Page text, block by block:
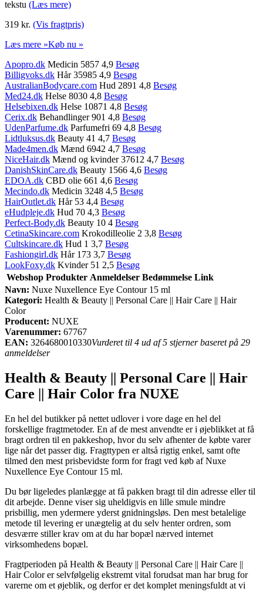
tekstu (Læs mere)
319 kr. (Vis fragtpris)
Læs mere »Køb nu »
Apopro.dk Medicin 5857 4,9 Besøg
Billigvoks.dk Hår 35985 4,9 Besøg
AustralianBodycare.com Hud 2891 4,8 Besøg
Med24.dk Helse 8030 4,8 Besøg
Helsebixen.dk Helse 10871 4,8 Besøg
Cerix.dk Behandlinger 901 4,8 Besøg
UdenParfume.dk Parfumefri 69 4,8 Besøg
Lidtluksus.dk Beauty 41 4,7 Besøg
Made4men.dk Mænd 6942 4,7 Besøg
NiceHair.dk Mænd og kvinder 37612 4,7 Besøg
DanishSkinCare.dk Beauty 1566 4,6 Besøg
EDOA.dk CBD olie 661 4,6 Besøg
Mecindo.dk Medicin 3248 4,5 Besøg
HairOutlet.dk Hår 53 4,4 Besøg
eHudpleje.dk Hud 70 4,3 Besøg
Perfect-Body.dk Beauty 10 4 Besøg
CetinaSkincare.com Krokodilleolie 2 3,8 Besøg
Cultskincare.dk Hud 1 3,7 Besøg
Fashiongirl.dk Hår 173 3,7 Besøg
LookFoxy.dk Kvinder 51 2,5 Besøg
Webshop Produkter Anmeldelser Bedømmelse Link
Navn: Nuxe Nuxellence Eye Contour 15 ml
Kategori: Health & Beauty || Personal Care || Hair Care || Hair
Color
Producent: NUXE
Varenummer: 67767
EAN: 3264680010330Vurderet til 4 ud af 5 stjerner baseret på 29
anmeldelser
Health & Beauty || Personal Care || Hair
Care || Hair Color fra NUXE
En hel del butikker på nettet udlover i vore dage en hel del
forskellige fragtmetoder. En af de mest anvendte er i øjeblikket at få
bragt ordren til en pakkeshop, hvor du selv afhenter de købte varer
lige når det passer dig. Fragttypen er altså rigtig enkel, samt ofte
tilmed den mest prisbevidste form for fragt ved køb af Nuxe
Nuxellence Eye Contour 15 ml.
Du bør ligeledes planlægge at få pakken bragt til din adresse eller til
dit arbejde. Denne viser sig uheldigvis en lille smule mindre
prisbillig, men ydermere yderst gnidningsløs. Den mest betalelige
metode til levering er unægtelig at du selv henter ordren, som
desværre stiller krav om at du har bopæl nærved internet
virksomhedens bopæl.
Fragtperioden på Health & Beauty || Personal Care || Hair Care ||
Hair Color er selvfølgelig ekstremt vital forudsat man har brug for
varerne om et øjeblik, og derfor er det komplet meningsfuldt at vi